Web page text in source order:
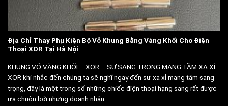
Địa Chỉ Thay Phụ Kiện Bộ Vỏ Khung Bằng Vàng Khối Cho Điện
Thoại XOR Tại Hà Nội
KHUNG VỎ VÀNG KHỐI – XOR – SỰ SANG TRỌNG MANG TẦM XA XỈ
XOR khi nhắc đến chúng ta sẽ nghĩ ngay đến sự xa xỉ mang tâm sang
trọng, đây là một trong số những chiếc điện thoại hạng sang rất được
ưa chuộn bởi những doanh nhân...